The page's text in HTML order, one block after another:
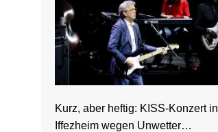
Kurz, aber heftig: KISS-Konzert in
Iffezheim wegen Unwetter